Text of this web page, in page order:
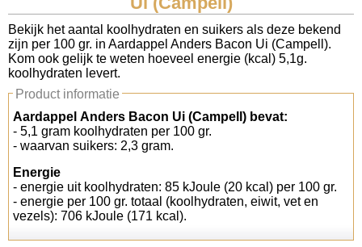
Koolhydraten tellen
Links
Bekijk het aantal koolhydraten en suikers als deze bekend
zijn per 100 gr. in Aardappel Anders Bacon Ui (Campell).
Kom ook gelijk te weten hoeveel energie (kcal) 5,1g.
koolhydraten levert.
Product informatie
Aardappel Anders Bacon Ui (Campell) bevat:
- 5,1 gram koolhydraten per 100 gr.
- waarvan suikers: 2,3 gram.
Energie
- energie uit koolhydraten: 85 kJoule (20 kcal) per 100 gr.
- energie per 100 gr. totaal (koolhydraten, eiwit, vet en
vezels): 706 kJoule (171 kcal).